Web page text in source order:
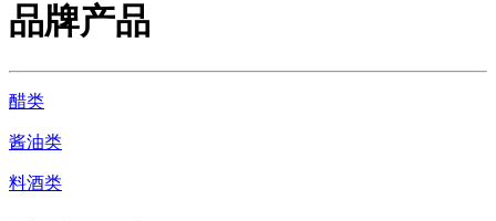
品牌产品
醋类
酱油类
料酒类